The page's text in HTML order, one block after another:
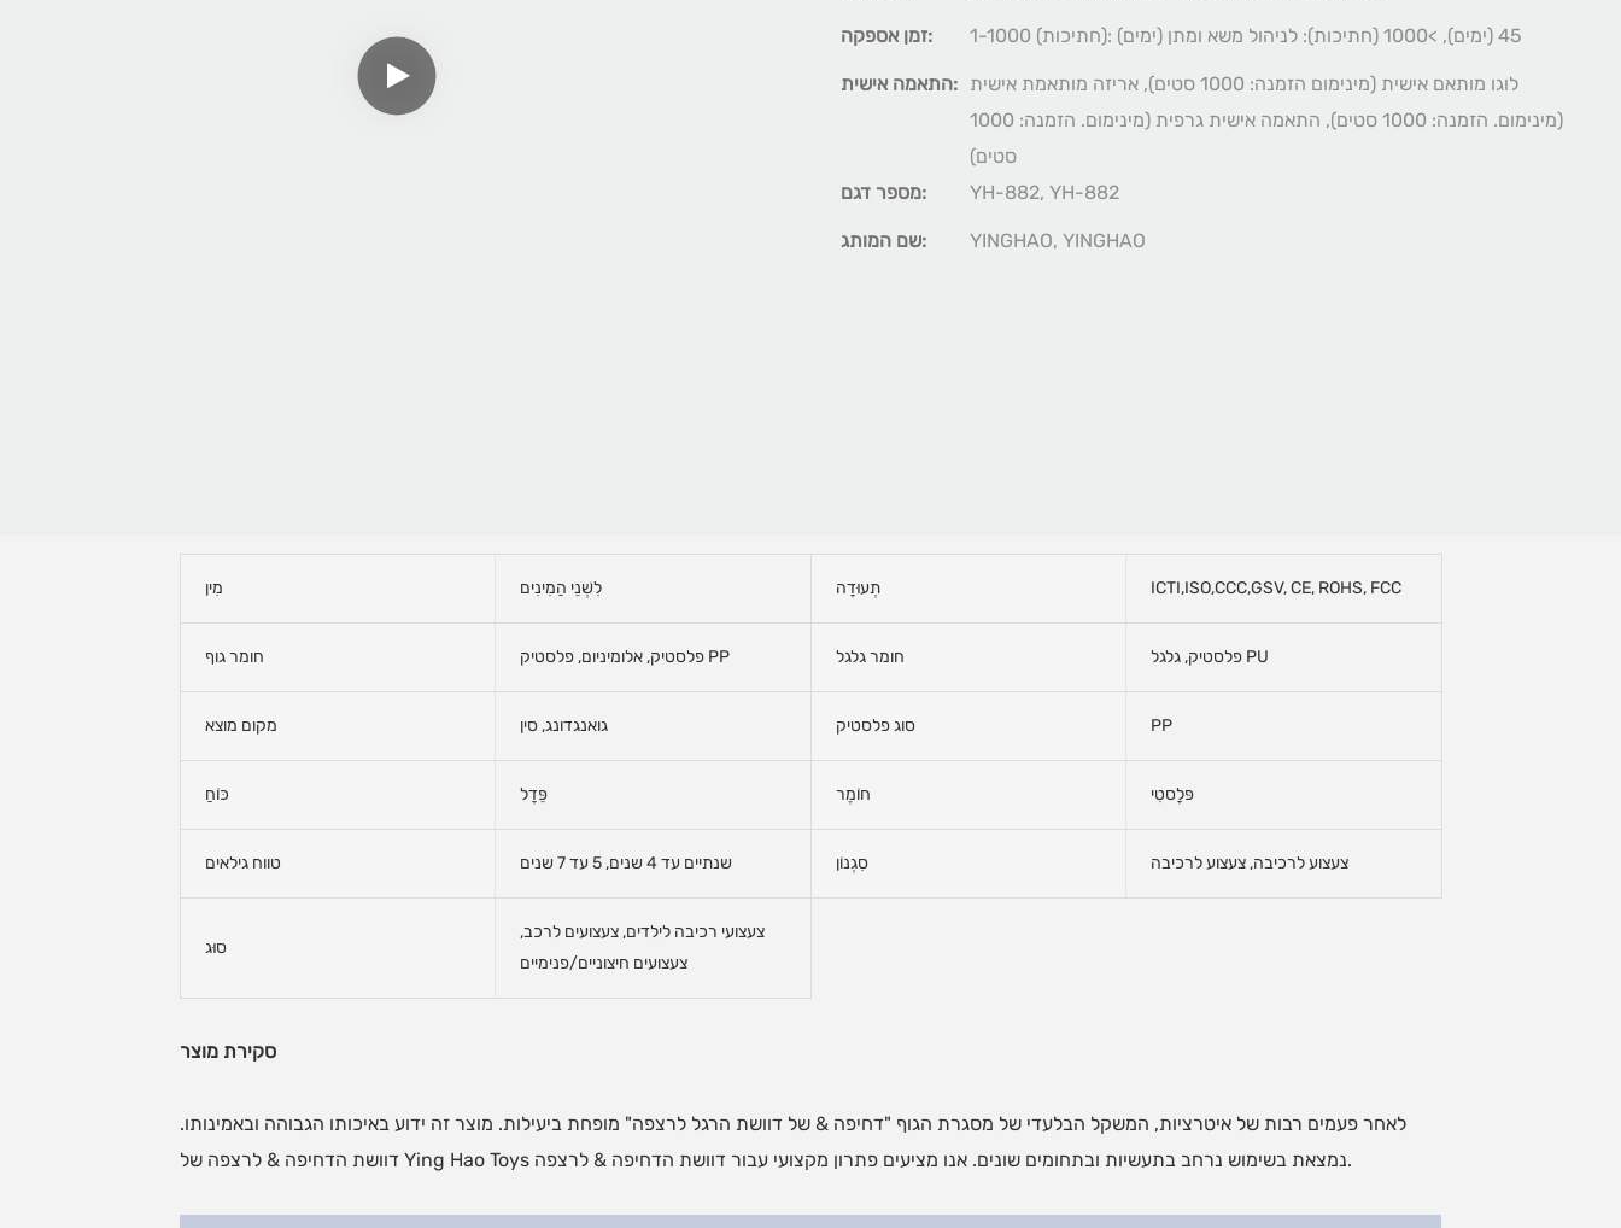
זמן אספקה: 1-1000 (חתיכות): 45 (ימים), >1000 (חתיכות): לניהול משא ומתן (ימים)
התאמה אישית: לוגו מותאם אישית (מינימום הזמנה: 1000 סטים), אריזה מותאמת אישית
(מינימום. הזמנה: 1000 סטים), התאמה אישית גרפית (מינימום. הזמנה: 1000
סטים)
מספר דגם:
YH-882, YH-882
שם המותג: YINGHAO, YINGHAO
מִין לִשְׁנֵי הַמִינִים תְעוּדָה ICTI,ISO,CCC,GSV, CE, ROHS, FCC
חומר גוף פלסטיק, אלומיניום, פלסטיק PP חומר גלגל פלסטיק, גלגל PU
מקום מוצא גואנגדונג, סין סוג פלסטיק PP
כּוֹחַ פֵּדָל חוֹמֶר פּלָסטִי
טווח גילאים שנתיים עד 4 שנים, 5 עד 7 שנים סִגְנוֹן צעצוע לרכיבה, צעצוע לרכיבה
סוּג
צעצועי רכיבה לילדים, צעצועים לרכב,
צעצועים חיצוניים/פנימיים
סקירת מוצר
לאחר פעמים רבות של איטרציות, המשקל הבלעדי של מסגרת הגוף "דחיפה & של דוושת הרגל לרצפה" מופחת ביעילות. מוצר זה ידוע באיכותו הגבוהה ובאמינותו.
דוושת הדחיפה & לרצפה של Ying Hao Toys נמצאת בשימוש נרחב בתעשיות ובתחומים שונים. אנו מציעים פתרון מקצועי עבור דוושת הדחיפה & לרצפה.